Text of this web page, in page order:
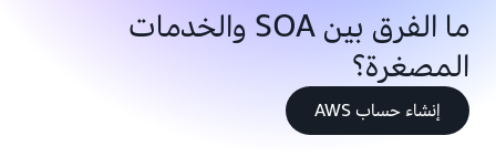
ما الفرق بين SOA والخدمات
المصغرة؟
إنشاء حساب AWS